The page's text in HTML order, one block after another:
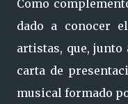
Como
dado a conocer
artistas, que,
carta de
musical formado